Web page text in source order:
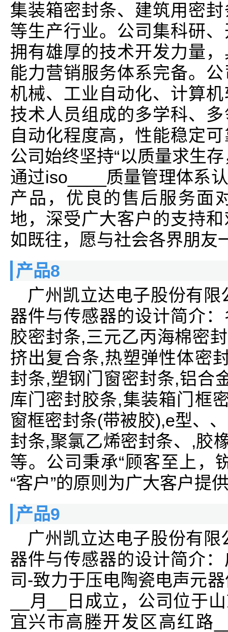
集装箱密封条、建筑用密
等生产行业。公司集科研
拥有雄厚的技术开发力量
能力营销服务体系完备。
机械、工业自动化、计算
技术人员组成的多学科、
自动化程度高，性能稳定
公司始终坚持“以质量求生
通过iso____质量管理体系
产品，优良的售后服务面
地，深受广大客户的支持
如既往，愿与社会各界朋友
产品8
广州凯立达电子股份有
器件与传感器的设计简介
胶密封条,三元乙丙海棉密
挤出复合条,热塑弹性体密
封条,塑钢门窗密封条,铝合
库门密封胶条,集装箱门框
窗框密封条(带被胶),e型、
封条,聚氯乙烯密封条、,胶
等。公司秉承“顾客至上，
“客户”的原则为广大客户提
产品9
广州凯立达电子股份有
器件与传感器的设计简介
司-致力于压电陶瓷电声元
__月__日成立，公司位于
宜兴市高塍开发区高红路